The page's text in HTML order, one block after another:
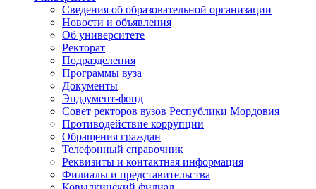
Сведения об образовательной организации
Новости и объявления
Об университете
Ректорат
Подразделения
Программы вуза
Документы
Эндаумент-фонд
Совет ректоров вузов Республики Мордовия
Противодействие коррупции
Обращения граждан
Телефонный справочник
Реквизиты и контактная информация
Филиалы и представительства